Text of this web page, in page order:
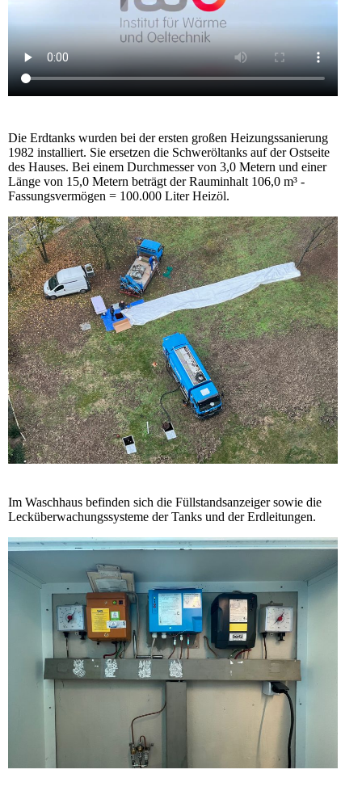
Die Erdtanks wurden bei der ersten großen Heizungssanierung
1982 installiert. Sie ersetzen die Schweröltanks auf der Ostseite
des Hauses. Bei einem Durchmesser von 3,0 Metern und einer
Länge von 15,0 Metern beträgt der Rauminhalt 106,0 m³ -
Fassungsvermögen = 100.000 Liter Heizöl.
Im Waschhaus befinden sich die Füllstandsanzeiger sowie die
Lecküberwachungssysteme der Tanks und der Erdleitungen.